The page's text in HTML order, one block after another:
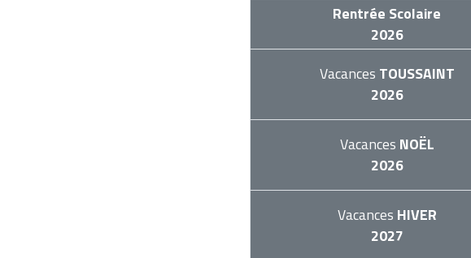
Rentrée Scolaire
2026
Vacances TOUSSAINT
2026
Vacances NOËL
2026
Vacances HIVER
2027